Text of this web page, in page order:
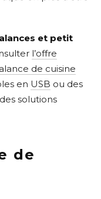
et petit
l’offre
de cuisine
en USB ou des
solutions
de